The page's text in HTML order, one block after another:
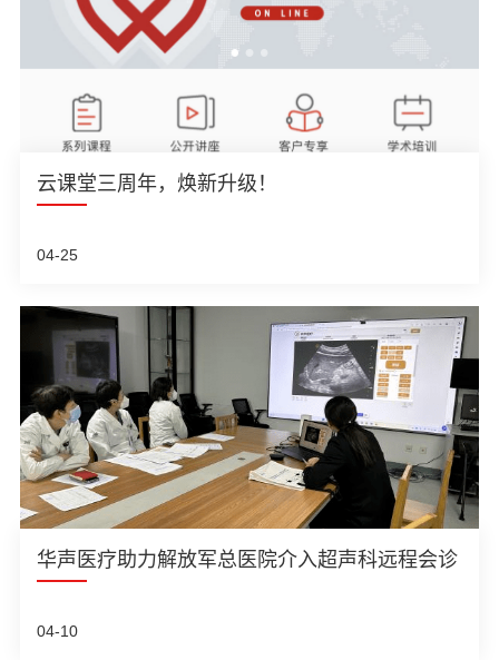
云课堂三周年，焕新升级！
04-25
华声医疗助力解放军总医院介入超声科远程会诊
04-10